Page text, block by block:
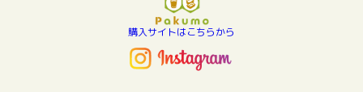
購入サイトはこちらから